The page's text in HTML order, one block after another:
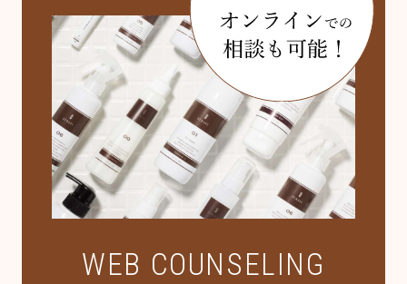
WEB COUNSELING